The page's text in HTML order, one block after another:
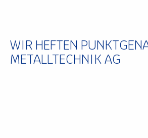
WIR HEFTEN
METALLTECHNIK AG